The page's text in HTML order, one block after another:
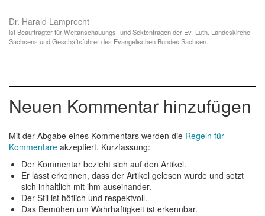
Dr. Harald Lamprecht
ist Beauftragter für Weltanschauungs- und Sektenfragen der Ev.-Luth. Landeskirche
Sachsens und Geschäftsführer des Evangelischen Bundes Sachsen.
Neuen Kommentar hinzufügen
Mit der Abgabe eines Kommentars werden die Regeln für
Kommentare akzeptiert. Kurzfassung:
Der Kommentar bezieht sich auf den Artikel.
Er lässt erkennen, dass der Artikel gelesen wurde und setzt
sich inhaltlich mit ihm auseinander.
Der Stil ist höflich und respektvoll.
Das Bemühen um Wahrhaftigkeit ist erkennbar.